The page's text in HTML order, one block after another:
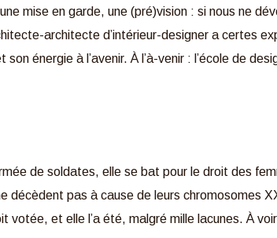
mise en garde, une (pré)vision : si nous ne
architecte d’intérieur-designer a certes
énergie à l’avenir. À l’à-venir : l’école de
de soldates, elle se bat pour le droit des
décèdent pas à cause de leurs chromosomes
votée, et elle l’a été, malgré mille lacunes. À